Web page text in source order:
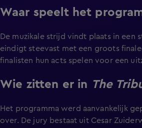
Waar speelt het
De muzikale strijd vindt plaats in een
eindigt steevast met een groots
finalisten hun acts spelen voor een
Wie zitten er in The
Het programma werd aanvankelijk
over. De jury bestaat uit Cesar